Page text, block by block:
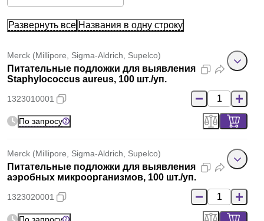
Доставка и оплата
Контакты
Развернуть все Названия в одну строку
Merck (Millipore, Sigma-Aldrich, Supelco)
Питательные подложки для выявления
Staphylococcus aureus, 100 шт./уп.
1323010001
По запросу
Merck (Millipore, Sigma-Aldrich, Supelco)
Питательные подложки для выявления
аэробных микроорганизмов, 100 шт./уп.
1323020001
По запросу